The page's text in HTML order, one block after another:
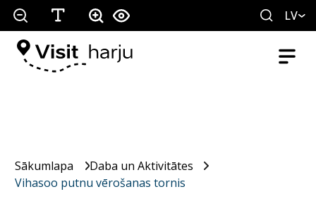
LV
Sākumlapa
Daba un Aktivitātes
Vihasoo putnu vērošanas tornis